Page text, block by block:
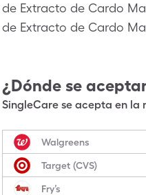
de Extracto de Cardo
de Extracto de Cardo
¿Dónde se
SingleCare se acepta en la
Walgreens
Target (CVS)
Fry’s